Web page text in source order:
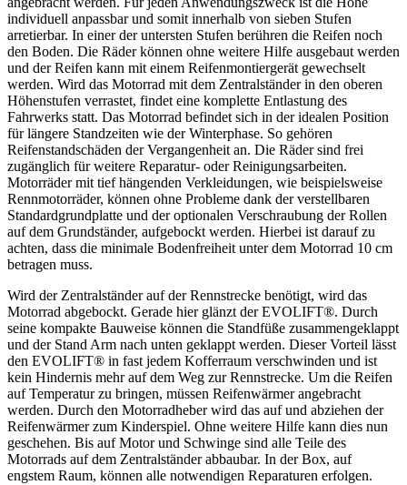
individuell anpassbar und somit innerhalb von sieben Stufen
arretierbar. In einer der untersten Stufen berühren die Reifen noch
den Boden. Die Räder können ohne weitere Hilfe ausgebaut werden
und der Reifen kann mit einem Reifenmontiergerät gewechselt
werden. Wird das Motorrad mit dem Zentralständer in den oberen
Höhenstufen verrastet, findet eine komplette Entlastung des
Fahrwerks statt. Das Motorrad befindet sich in der idealen Position
für längere Standzeiten wie der Winterphase. So gehören
Reifenstandschäden der Vergangenheit an. Die Räder sind frei
zugänglich für weitere Reparatur- oder Reinigungsarbeiten.
Motorräder mit tief hängenden Verkleidungen, wie beispielsweise
Rennmotorräder, können ohne Probleme dank der verstellbaren
Standardgrundplatte und der optionalen Verschraubung der Rollen
auf dem Grundständer, aufgebockt werden. Hierbei ist darauf zu
achten, dass die minimale Bodenfreiheit unter dem Motorrad 10 cm
betragen muss.
Wird der Zentralständer auf der Rennstrecke benötigt, wird das
Motorrad abgebockt. Gerade hier glänzt der EVOLIFT®. Durch
seine kompakte Bauweise können die Standfüße zusammengeklappt
und der Stand Arm nach unten geklappt werden. Dieser Vorteil lässt
den EVOLIFT® in fast jedem Kofferraum verschwinden und ist
kein Hindernis mehr auf dem Weg zur Rennstrecke. Um die Reifen
auf Temperatur zu bringen, müssen Reifenwärmer angebracht
werden. Durch den Motorradheber wird das auf und abziehen der
Reifenwärmer zum Kinderspiel. Ohne weitere Hilfe kann dies nun
geschehen. Bis auf Motor und Schwinge sind alle Teile des
Motorrads auf dem Zentralständer abbaubar. In der Box, auf
engstem Raum, können alle notwendigen Reparaturen erfolgen.